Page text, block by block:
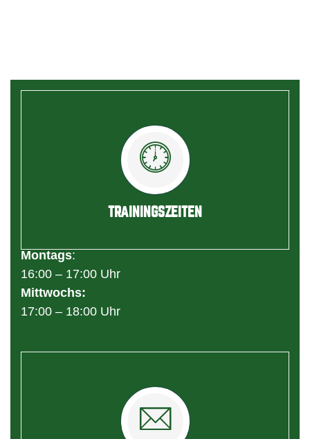
TRAININGSZEITEN
Montags:
16:00 – 17:00 Uhr
Mittwochs:
17:00 – 18:00 Uhr